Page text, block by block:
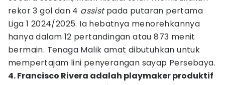
rekor 3 gol dan 4 assistpada putaran pertama
Liga 1 2024/2025. Ia hebatnya menorehkannya
hanya dalam 12 pertandingan atau 873 menit
bermain. Tenaga Malik amat dibutuhkan untuk
mempertajam lini penyerangan sayap Persebaya.
4. Francisco Rivera adalah playmaker produktif